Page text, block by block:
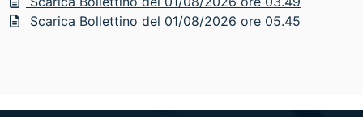
Scarica Bollettino del 01/08/2026 ore 05.45